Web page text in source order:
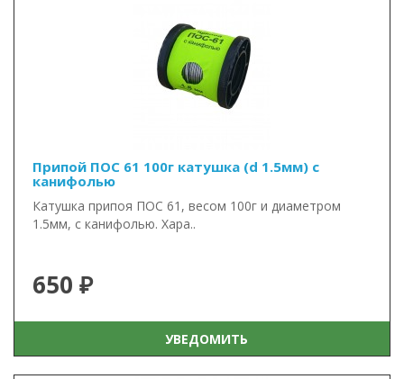
Припой ПОС 61 100г катушка (d 1.5мм) с
канифолью
Катушка припоя ПОС 61, весом 100г и диаметром
1.5мм, с канифолью. Хара..
650 ₽
УВЕДОМИТЬ